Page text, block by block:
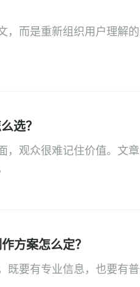
，而是重新组织用户理解
选？
，观众很难记住价值。文
方案怎么定？
既要有专业信息，也要有